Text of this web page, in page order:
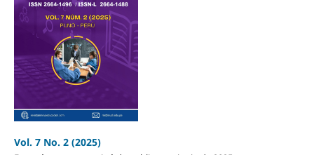
Vol. 7 No. 2 (2025)